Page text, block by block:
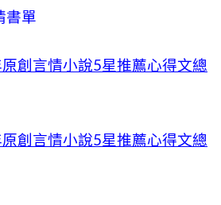
書單
創言情小說5星推薦心得文總
原創言情小說5星推薦心得文總